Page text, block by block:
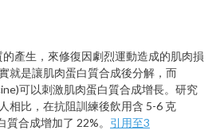
產生，來修復因劇烈運動造成的肌肉損
就是讓肌肉蛋白質合成後分解，而
可以刺激肌肉蛋白質合成增長。研究
相比，在抗阻訓練後飲用含 5-6 克
合成增加了 22%。 引用至3